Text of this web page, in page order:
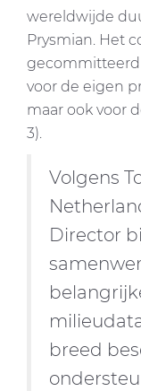
wereldwijde
Prysmian. Het
gecommitteerd
voor de eigen
maar ook voor
3).
Volgens
Director
breed